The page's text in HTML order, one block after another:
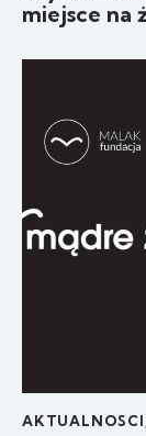
miejsce na
AKTUALNOSCI